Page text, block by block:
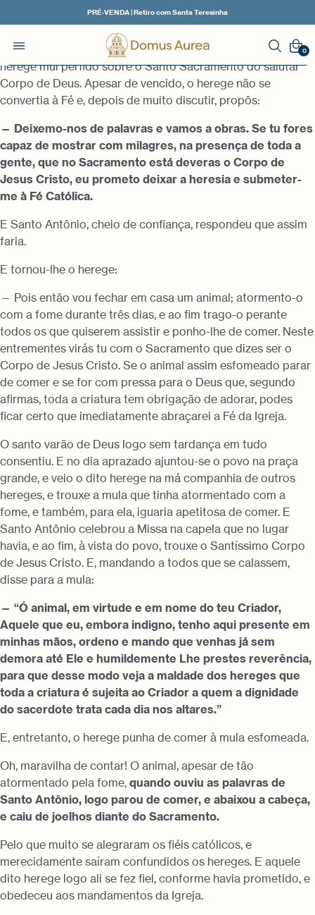
PRÉ-VENDA | Retiro com Santa Teresinha
0
Nas regiões de Toulouse, disputava Santo Antônio com um
herege mui pérfido sobre o Santo Sacramento do salutar
Corpo de Deus. Apesar de vencido, o herege não se
convertia à Fé e, depois de muito discutir, propôs:
— Deixemo-nos de palavras e vamos a obras. Se tu fores
capaz de mostrar com milagres, na presença de toda a
gente, que no Sacramento está deveras o Corpo de
Jesus Cristo, eu prometo deixar a heresia e submeter-
me à Fé Católica.
E Santo Antônio, cheio de confiança, respondeu que assim
faria.
E tornou-lhe o herege:
— Pois então vou fechar em casa um animal; atormento-o
com a fome durante três dias, e ao fim trago-o perante
todos os que quiserem assistir e ponho-lhe de comer. Neste
entrementes virás tu com o Sacramento que dizes ser o
Corpo de Jesus Cristo. Se o animal assim esfomeado parar
de comer e se for com pressa para o Deus que, segundo
afirmas, toda a criatura tem obrigação de adorar, podes
ficar certo que imediatamente abraçarei a Fé da Igreja.
O santo varão de Deus logo sem tardança em tudo
consentiu. E no dia aprazado ajuntou-se o povo na praça
grande, e veio o dito herege na má companhia de outros
hereges, e trouxe a mula que tinha atormentado com a
fome, e também, para ela, iguaria apetitosa de comer. E
Santo Antônio celebrou a Missa na capela que no lugar
havia, e ao fim, à vista do povo, trouxe o Santíssimo Corpo
de Jesus Cristo. E, mandando a todos que se calassem,
disse para a mula:
— “Ó animal, em virtude e em nome do teu Criador,
Aquele que eu, embora indigno, tenho aqui presente em
minhas mãos, ordeno e mando que venhas já sem
demora até Ele e humildemente Lhe prestes reverência,
para que desse modo veja a maldade dos hereges que
toda a criatura é sujeita ao Criador a quem a dignidade
do sacerdote trata cada dia nos altares.”
E, entretanto, o herege punha de comer à mula esfomeada.
Oh, maravilha de contar! O animal, apesar de tão
atormentado pela fome, quando ouviu as palavras de
Santo Antônio, logo parou de comer, e abaixou a cabeça,
e caiu de joelhos diante do Sacramento.
Pelo que muito se alegraram os fiéis católicos, e
merecidamente saíram confundidos os hereges. E aquele
dito herege logo ali se fez fiel, conforme havia prometido, e
obedeceu aos mandamentos da Igreja.